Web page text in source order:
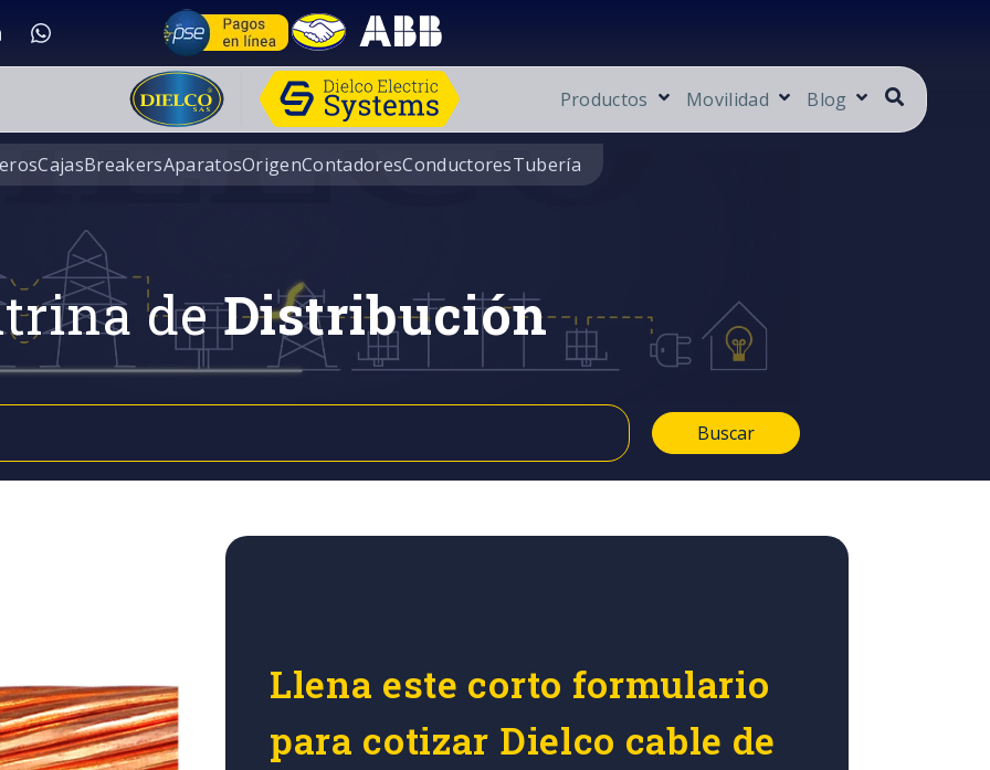
Productos Movilidad Blog
CajasBreakersAparatosOrigenContadoresConductoresTubería
deDistribución
Buscar
Llena este corto formulario
para cotizar Dielco cable de